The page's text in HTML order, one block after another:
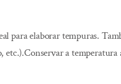
para elaborar tempuras.
a